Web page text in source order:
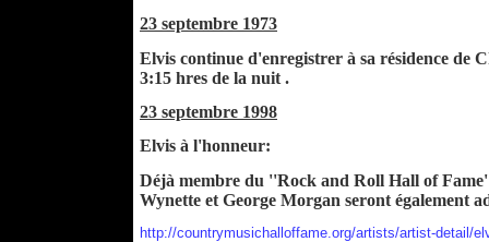
23 septembre 1973
Elvis continue d'enregistrer à sa résidence de
3:15 hres de la nuit .
23 septembre 1998
Elvis à l'honneur:
Déjà membre du ''Rock and Roll Hall of
Wynette et George Morgan seront également
http://countrymusichalloffame.org/artists/artist-detail/